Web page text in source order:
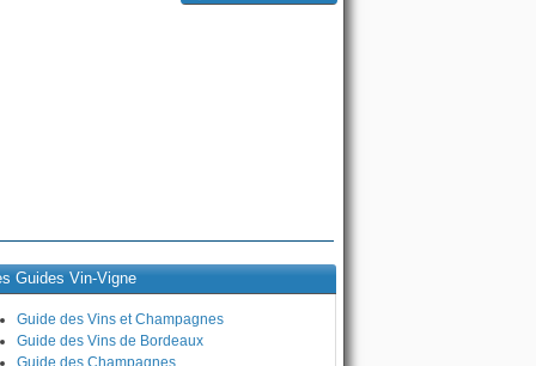
Guides Vin-Vigne
Guide des Vins et Champagnes
Guide des Vins de Bordeaux
Guide des Champagnes